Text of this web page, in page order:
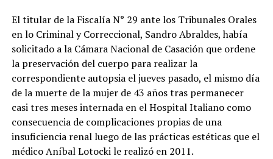
El titular de la Fiscalía N° 29 ante los Tribunales Orales
en lo Criminal y Correccional, Sandro Abraldes, había
solicitado a la Cámara Nacional de Casación que ordene
la preservación del cuerpo para realizar la
correspondiente autopsia el jueves pasado, el mismo día
de la muerte de la mujer de 43 años tras permanecer
casi tres meses internada en el Hospital Italiano como
consecuencia de complicaciones propias de una
insuficiencia renal luego de las prácticas estéticas que el
médico Aníbal Lotocki le realizó en 2011.